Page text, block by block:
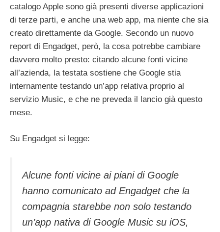
catalogo Apple sono già presenti diverse applicazioni
di terze parti, e anche una web app, ma niente che sia
creato direttamente da Google. Secondo un nuovo
report di Engadget, però, la cosa potrebbe cambiare
davvero molto presto: citando alcune fonti vicine
all’azienda, la testata sostiene che Google stia
internamente testando un’app relativa proprio al
servizio Music, e che ne preveda il lancio già questo
mese.
Su Engadget si legge:
Alcune fonti vicine ai piani di Google
hanno comunicato ad Engadget che la
compagnia starebbe non solo testando
un’app nativa di Google Music su iOS,